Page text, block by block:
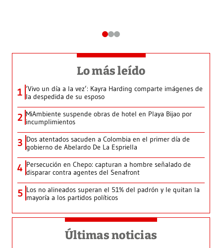
Lo más leído
1 ‘Vivo un día a la vez’: Kayra Harding comparte imágenes de
la despedida de su esposo
2 MiAmbiente suspende obras de hotel en Playa Bijao por
incumplimientos
3 Dos atentados sacuden a Colombia en el primer día de
gobierno de Abelardo De La Espriella
4 Persecución en Chepo: capturan a hombre señalado de
disparar contra agentes del Senafront
5 Los no alineados superan el 51% del padrón y le quitan la
mayoría a los partidos políticos
Últimas noticias